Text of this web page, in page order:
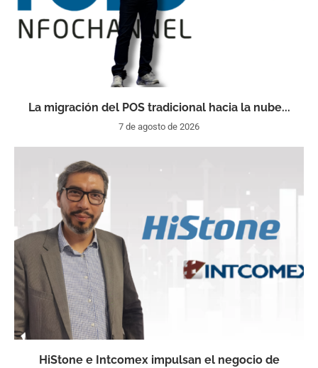
La migración del POS tradicional hacia la nube...
7 de agosto de 2026
HiStone e Intcomex impulsan el negocio de